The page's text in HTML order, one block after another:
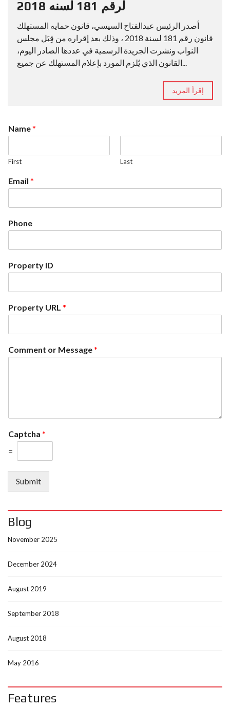
لرقم 181 لسنه 2018
أصدر الرئيس عبدالفتاح السيسي، قانون حمايه المستهلك
قانون رقم 181 لسنة 2018 ، وذلك بعد إقراره من قِبَل مجلس
النواب ونشرت الجريدة الرسمية في عددها الصادر اليوم،
القانون الذي يُلزم المورد بإعلام المستهلك عن جميع...
إقرأ المزيد
Name*
First Last
Email *
Phone
Property ID
Property URL *
Comment or Message*
Captcha *
=
Submit
Blog
November 2025
December 2024
August 2019
September 2018
August 2018
May 2016
Features